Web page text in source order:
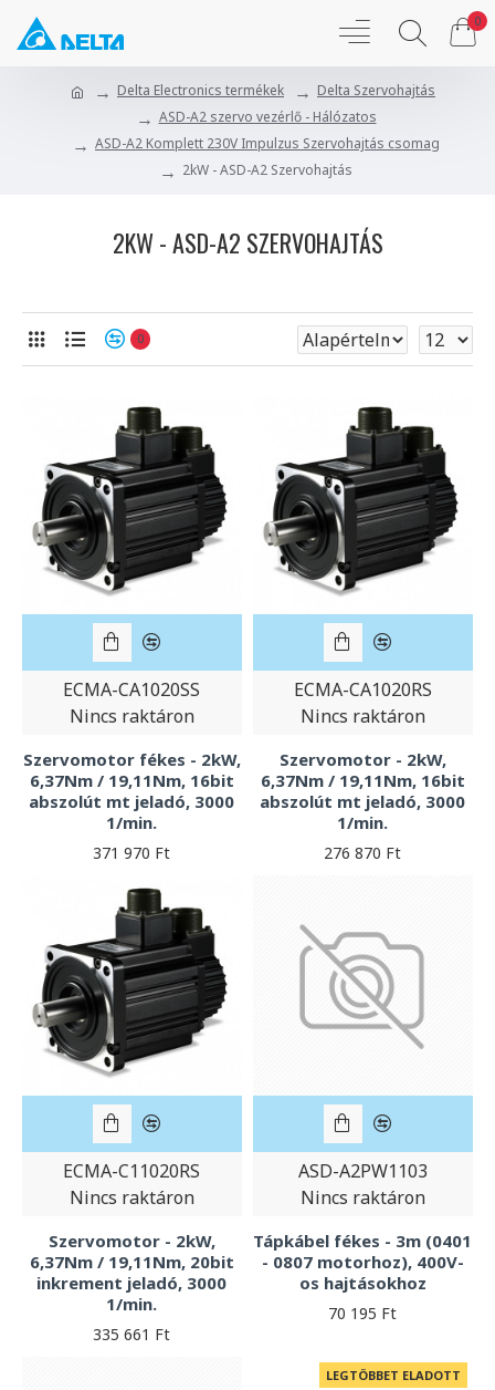
0
Delta Electronics termékek
Delta Szervohajtás
ASD-A2 szervo vezérlő - Hálózatos
ASD-A2 Komplett 230V Impulzus Szervohajtás csomag
2kW - ASD-A2 Szervohajtás
2KW - ASD-A2 SZERVOHAJTÁS
0
ECMA-CA1020SS
Nincs raktáron
Szervomotor fékes - 2kW,
6,37Nm / 19,11Nm, 16bit
abszolút mt jeladó, 3000
1/min.
371 970 Ft
ECMA-CA1020RS
Nincs raktáron
Szervomotor - 2kW,
6,37Nm / 19,11Nm, 16bit
abszolút mt jeladó, 3000
1/min.
276 870 Ft
ECMA-C11020RS
Nincs raktáron
Szervomotor - 2kW,
6,37Nm / 19,11Nm, 20bit
inkrement jeladó, 3000
1/min.
335 661 Ft
ASD-A2PW1103
Nincs raktáron
Tápkábel fékes - 3m (0401
- 0807 motorhoz), 400V-
os hajtásokhoz
70 195 Ft
LEGTÖBBET ELADOTT